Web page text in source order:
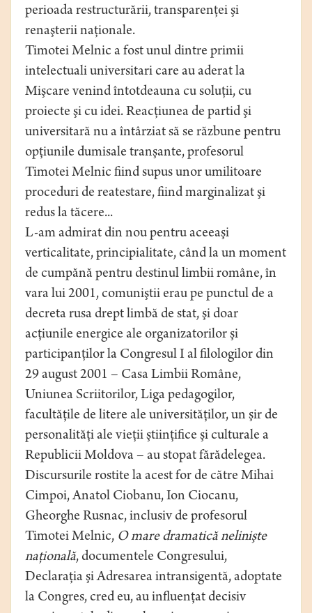
perioada restructurării, transparenţei şi
renaşterii naţionale.
Timotei Melnic a fost unul dintre primii
intelectuali universitari care au aderat la
Mişcare venind întotdeauna cu soluţii, cu
proiecte şi cu idei. Reacţiunea de partid şi
universitară nu a întârziat să se răzbune pentru
opţiunile dumisale tranşante, profesorul
Timotei Melnic fiind supus unor umilitoare
proceduri de reatestare, fiind marginalizat şi
redus la tăcere...
L-am admirat din nou pentru aceeaşi
verticalitate, principialitate, când la un moment
de cumpănă pentru destinul limbii române, în
vara lui 2001, comuniştii erau pe punctul de a
decreta rusa drept limbă de stat, şi doar
acţiunile energice ale organizatorilor şi
participanţilor la Congresul I al filologilor din
29 august 2001 – Casa Limbii Române,
Uniunea Scriitorilor, Liga pedagogilor,
facultăţile de litere ale universităţilor, un şir de
personalităţi ale vieţii ştiinţifice şi culturale a
Republicii Moldova – au stopat fărădelegea.
Discursurile rostite la acest for de către Mihai
Cimpoi, Anatol Ciobanu, Ion Ciocanu,
Gheorghe Rusnac, inclusiv de profesorul
Timotei Melnic, O mare dramatică nelinişte
naţională, documentele Congresului,
Declaraţia şi Adresarea intransigentă, adoptate
la Congres, cred eu, au influenţat decisiv